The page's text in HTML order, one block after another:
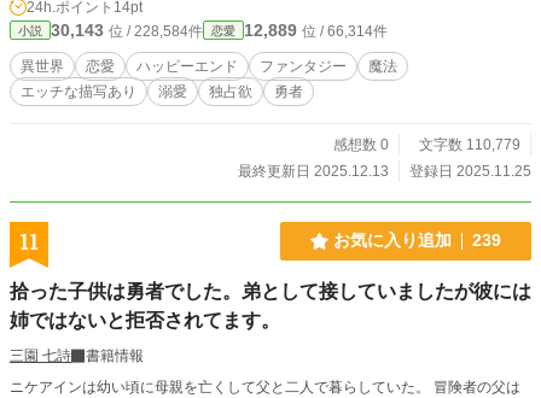
いたのに、気が付けばギルド1の勇者に体も心も溺愛されていた。さらに予期せ
ぬ事件まで起こり、私の平和な異世界ライフがどうなっちゃうの！？
24h.ポイント 14pt
小説 30,143 位 / 228,584件 恋愛 12,889 位 / 66,314件
異世界 恋愛 ハッピーエンド ファンタジー
魔法
エッチな描写あり
溺愛 独占欲 勇者
感想数 0
文字数 110,779
最終更新日 2025.12.13
登録日 2025.11.25
11 お気に入り追加 239
拾った子供は勇者でした。弟として接していましたが彼には
姉ではないと拒否されてます。
三園 七詩
書籍情報
ニケアインは幼い頃に母親を亡くして父と二人で暮らしていた。 冒険者の父は